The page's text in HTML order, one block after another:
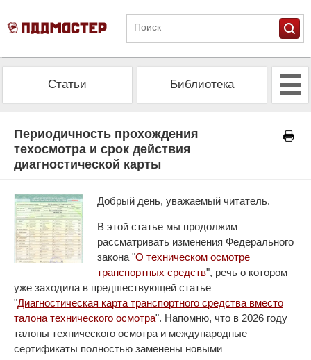
Статьи Библиотека
Проверить штрафы Калькулятор ОСАГО
Периодичность прохождения
техосмотра и срок действия
диагностической карты
Добрый день, уважаемый читатель.
В этой статье мы продолжим
рассматривать изменения Федерального
закона "О техническом осмотре
транспортных средств", речь о котором
уже заходила в предшествующей статье
"Диагностическая карта транспортного средства вместо
талона технического осмотра". Напомню, что в 2026 году
талоны технического осмотра и международные
сертификаты полностью заменены новыми